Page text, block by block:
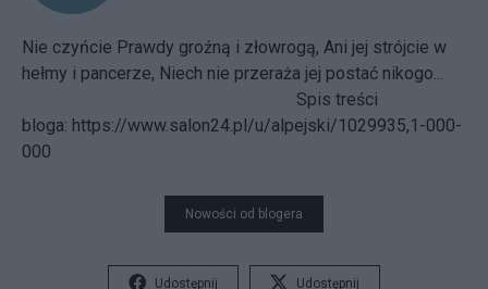
Nie czyńcie Prawdy groźną i złowrogą, Ani jej strójcie w
hełmy i pancerze, Niech nie przeraża jej postać nikogo...
Spis treści
bloga: https://www.salon24.pl/u/alpejski/1029935,1-000-
000
Nowości od blogera
Udostępnij Udostępnij